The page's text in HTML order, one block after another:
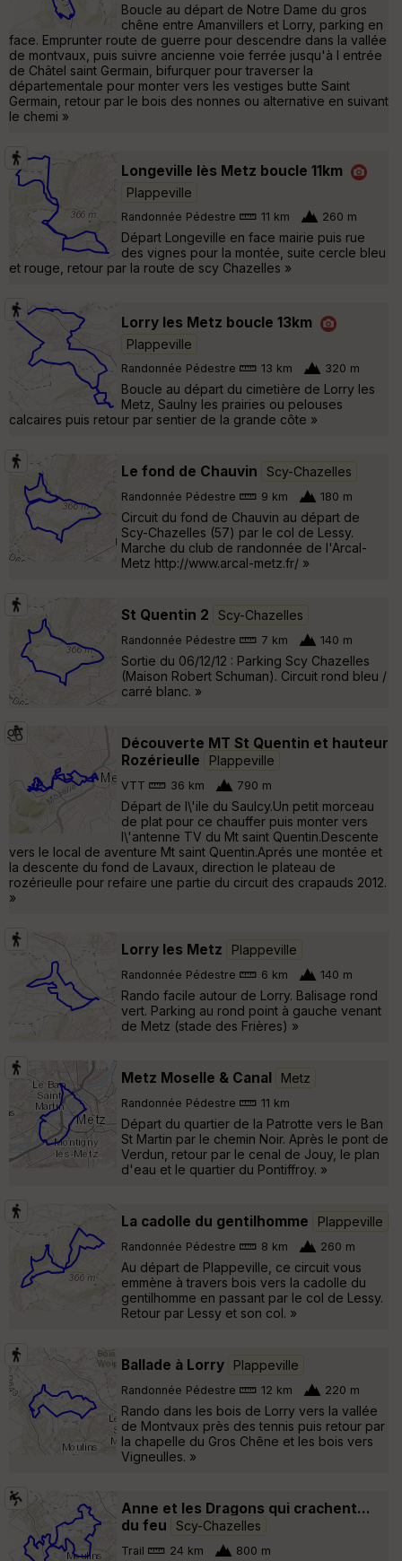
Boucle au départ de Notre Dame du gros
chêne entre Amanvillers et Lorry, parking en
face. Emprunter route de guerre pour descendre dans la vallée
de montvaux, puis suivre ancienne voie ferrée jusqu'à l entrée
de Châtel saint Germain, bifurquer pour traverser la
départementale pour monter vers les vestiges butte Saint
Germain, retour par le bois des nonnes ou alternative en suivant
le chemi »
Longeville lès Metz boucle 11km
Plappeville
Randonnée Pédestre 11 km 260 m
Départ Longeville en face mairie puis rue
des vignes pour la montée, suite cercle bleu
et rouge, retour par la route de scy Chazelles »
Lorry les Metz boucle 13km
Plappeville
Randonnée Pédestre 13 km 320 m
Boucle au départ du cimetière de Lorry les
Metz, Saulny les prairies ou pelouses
calcaires puis retour par sentier de la grande côte »
Le fond de Chauvin Scy-Chazelles
Randonnée Pédestre 9 km 180 m
Circuit du fond de Chauvin au départ de
Scy-Chazelles (57) par le col de Lessy.
Marche du club de randonnée de l'Arcal-
Metz http://www.arcal-metz.fr/ »
St Quentin 2 Scy-Chazelles
Randonnée Pédestre 7 km 140 m
Sortie du 06/12/12 : Parking Scy Chazelles
(Maison Robert Schuman). Circuit rond bleu /
carré blanc. »
Découverte MT St Quentin et hauteur
Rozérieulle
Plappeville
VTT 36 km 790 m
Départ de l\'ile du Saulcy.Un petit morceau
de plat pour ce chauffer puis monter vers
l\'antenne TV du Mt saint Quentin.Descente
vers le local de aventure Mt saint Quentin.Aprés une montée et
la descente du fond de Lavaux, direction le plateau de
rozérieulle pour refaire une partie du circuit des crapauds 2012.
»
Lorry les Metz Plappeville
Randonnée Pédestre 6 km 140 m
Rando facile autour de Lorry. Balisage rond
vert. Parking au rond point à gauche venant
de Metz (stade des Frières) »
Metz Moselle & Canal Metz
Randonnée Pédestre 11 km
Départ du quartier de la Patrotte vers le Ban
St Martin par le chemin Noir. Après le pont de
Verdun, retour par le cenal de Jouy, le plan
d'eau et le quartier du Pontiffroy. »
La cadolle du gentilhomme Plappeville
Randonnée Pédestre 8 km 260 m
Au départ de Plappeville, ce circuit vous
emmène à travers bois vers la cadolle du
gentilhomme en passant par le col de Lessy.
Retour par Lessy et son col. »
Ballade à Lorry Plappeville
Randonnée Pédestre 12 km 220 m
Rando dans les bois de Lorry vers la vallée
de Montvaux près des tennis puis retour par
la chapelle du Gros Chêne et les bois vers
Vigneulles. »
Anne et les Dragons qui crachent...
du feu
Scy-Chazelles
Trail 24 km 800 m